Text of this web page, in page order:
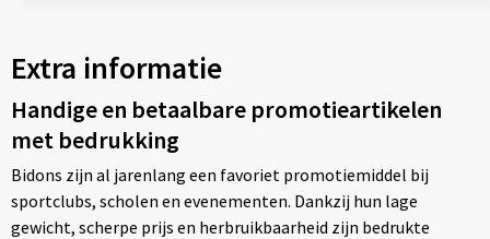
Extra informatie
Handige en betaalbare promotieartikelen
met bedrukking
Bidons zijn al jarenlang een favoriet promotiemiddel bij
sportclubs, scholen en evenementen. Dankzij hun lage
gewicht, scherpe prijs en herbruikbaarheid zijn bedrukte